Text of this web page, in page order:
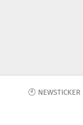
🕙 NEWSTICKER